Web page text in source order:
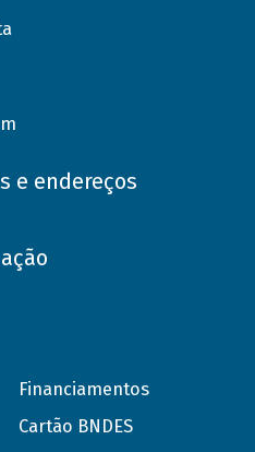
e endereços
Financiamentos
Cartão BNDES